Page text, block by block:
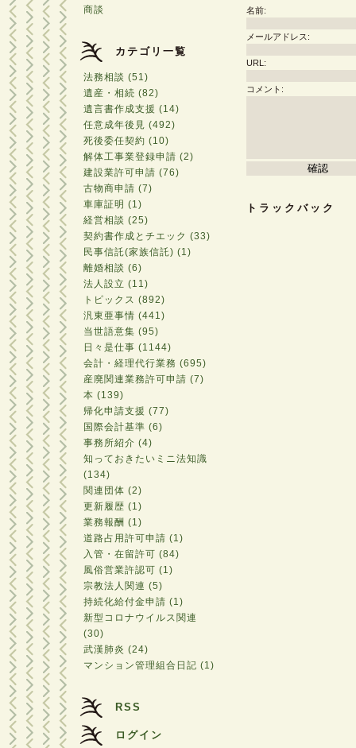
商談
カテゴリ一覧
法務相談 (51)
遺産・相続 (82)
遺言書作成支援 (14)
任意成年後見 (492)
死後委任契約 (10)
解体工事業登録申請 (2)
建設業許可申請 (76)
古物商申請 (7)
車庫証明 (1)
経営相談 (25)
契約書作成とチエック (33)
民事信託(家族信託) (1)
離婚相談 (6)
法人設立 (11)
トピックス (892)
汎東亜事情 (441)
当世語意集 (95)
日々是仕事 (1144)
会計・経理代行業務 (695)
産廃関連業務許可申請 (7)
本 (139)
帰化申請支援 (77)
国際会計基準 (6)
事務所紹介 (4)
知っておきたいミニ法知識
(134)
関連団体 (2)
更新履歴 (1)
業務報酬 (1)
道路占用許可申請 (1)
入管・在留許可 (84)
風俗営業許認可 (1)
宗教法人関連 (5)
持続化給付金申請 (1)
新型コロナウイルス関連
(30)
武漢肺炎 (24)
マンション管理組合日記 (1)
RSS
ログイン
名前:
メールアドレス:
URL:
コメント:
トラックバック